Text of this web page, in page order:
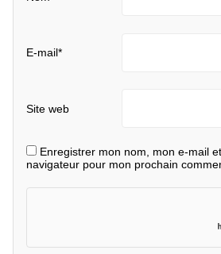
E-mail*
Site web
Enregistrer mon nom, mon e-mail
navigateur pour mon prochain